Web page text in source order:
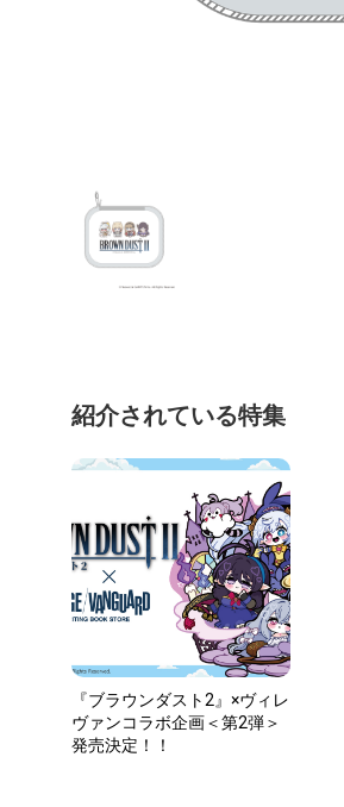
紹介されている特集
『ブラウンダスト2』×ヴィレ
ヴァンコラボ企画＜第2弾＞
発売決定！！